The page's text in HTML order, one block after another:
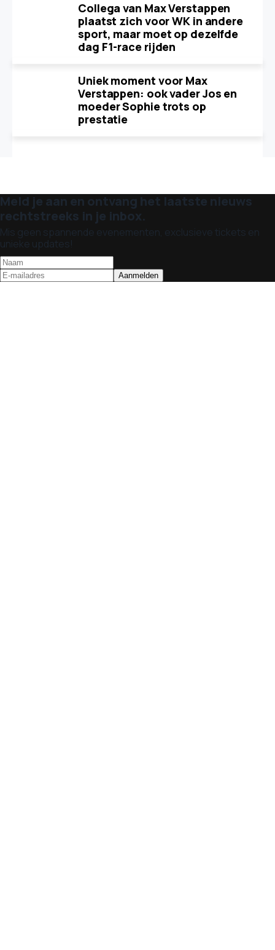
Collega van Max Verstappen
plaatst zich voor WK in andere
sport, maar moet op dezelfde
dag F1-race rijden
Uniek moment voor Max
Verstappen: ook vader Jos en
moeder Sophie trots op
prestatie
Meld je aan en ontvang het laatste nieuws
rechtstreeks in je inbox.
Mis geen spannende evenementen, exclusieve tickets en
unieke updates!